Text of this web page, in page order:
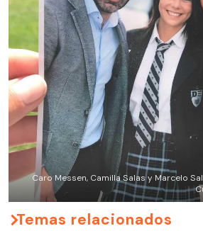
Caro Messen, Camilla Salas y Marcelo
Temas relacionados